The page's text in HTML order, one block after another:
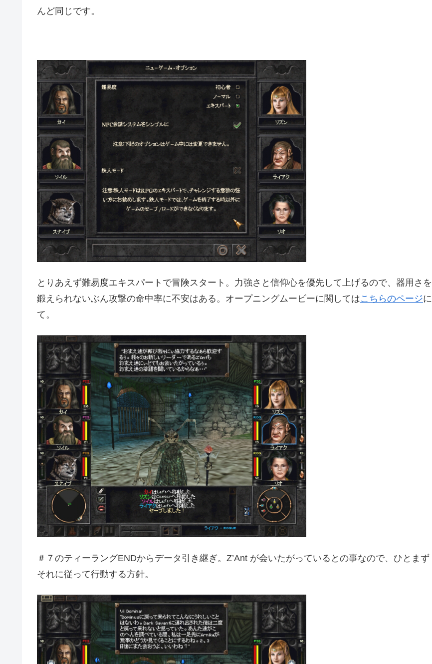
んど同じです。
とりあえず難易度エキスパートで冒険スタート。力強さと信仰心を優先して上げるので、器用さを
鍛えられないぶん攻撃の命中率に不安はある。オープニングムービーに関してはこちらのページに
て。
＃７のティーラングENDからデータ引き継ぎ。Z’Ant が会いたがっているとの事なので、ひとまず
それに従って行動する方針。